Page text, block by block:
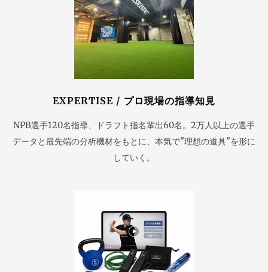
EXPERTISE / プロ現場の指導知見
NPB選手120名指導、ドラフト指名輩出60名。2万人以上の選手
データと最先端の分析機材をもとに、本気で"理想の道具"を形に
していく。